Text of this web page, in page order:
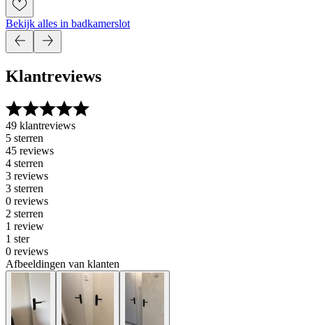
Bekijk alles in badkamerslot
Klantreviews
49 klantreviews
5 sterren
45 reviews
4 sterren
3 reviews
3 sterren
0 reviews
2 sterren
1 review
1 ster
0 reviews
Afbeeldingen van klanten